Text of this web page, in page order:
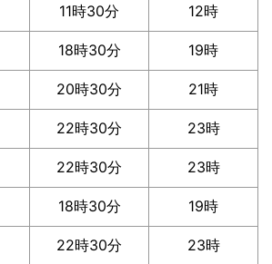
11時30分 12時
18時30分 19時
20時30分 21時
22時30分 23時
22時30分 23時
18時30分 19時
22時30分 23時